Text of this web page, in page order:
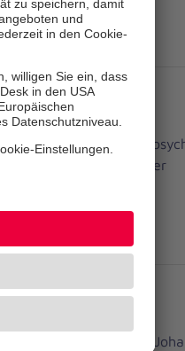
körperlich oder
Regelschule oder einer
der